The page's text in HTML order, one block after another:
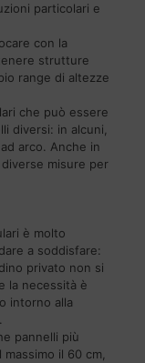
particolari e
con la
strutture
range di altezze
che può essere
diversi: in alcuni,
arco. Anche in
misure per
è molto
a soddisfare:
privato non si
la necessità è
intorno alla
pannelli più
il 60 cm,